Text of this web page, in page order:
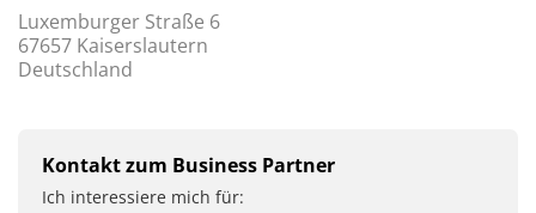
Luxemburger Straße 6
67657 Kaiserslautern
Deutschland
Kontakt zum Business Partner
Ich interessiere mich für: